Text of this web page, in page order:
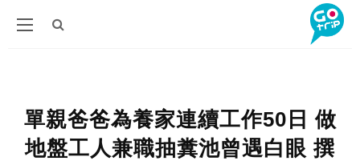
單親爸爸為養家連續工作50日 做
地盤工人兼職抽糞池曾遇白眼 撰